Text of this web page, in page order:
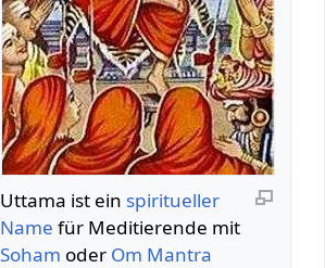
Uttama ist ein spiritueller
Name für Meditierende mit
Soham oder Om Mantra